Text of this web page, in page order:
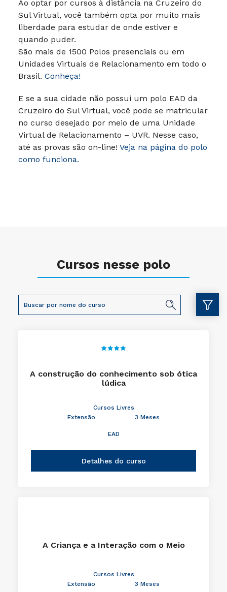
Ao optar por cursos à distância na Cruzeiro do
Sul Virtual, você também opta por muito mais
liberdade para estudar de onde estiver e
quando puder.
São mais de 1500 Polos presenciais ou em
Unidades Virtuais de Relacionamento em todo o
Brasil. Conheça!
E se a sua cidade não possui um polo EAD da
Cruzeiro do Sul Virtual, você pode se matricular
no curso desejado por meio de uma Unidade
Virtual de Relacionamento – UVR. Nesse caso,
até as provas são on-line! Veja na página do polo
como funciona.
Cursos nesse polo
A construção do conhecimento sob ótica
lúdica
Cursos Livres
Extensão
3 Meses
EAD
Detalhes do curso
A Criança e a Interação com o Meio
Cursos Livres
Extensão
3 Meses